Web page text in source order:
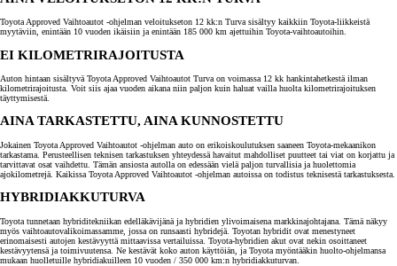
Toyota Approved Vaihtoautot -ohjelman veloitukseton 12 kk:n Turva sisältyy kaikkiin Toyota-liikkeistä
myytäviin, enintään 10 vuoden ikäisiin ja enintään 185 000 km ajettuihin Toyota-vaihtoautoihin.
EI KILOMETRIRAJOITUSTA
Auton hintaan sisältyvä Toyota Approved Vaihtoautot Turva on voimassa 12 kk hankintahetkestä ilman
kilometrirajoitusta. Voit siis ajaa vuoden aikana niin paljon kuin haluat vailla huolta kilometrirajoituksen
täyttymisestä.
AINA TARKASTETTU, AINA KUNNOSTETTU
Jokainen Toyota Approved Vaihtoautot -ohjelman auto on erikoiskoulutuksen saaneen Toyota-mekaanikon
tarkastama. Perusteellisen teknisen tarkastuksen yhteydessä havaitut mahdolliset puutteet tai viat on korjattu ja
tarvittavat osat vaihdettu. Tämän ansiosta autolla on edessään vielä paljon turvallisia ja huolettomia
ajokilometrejä. Kaikissa Toyota Approved Vaihtoautot -ohjelman autoissa on todistus teknisestä tarkastuksesta.
HYBRIDIAKKUTURVA
Toyota tunnetaan hybriditekniikan edelläkävijänä ja hybridien ylivoimaisena markkinajohtajana. Tämä näkyy
myös vaihtoautovalikoimassamme, jossa on runsaasti hybridejä. Toyotan hybridit ovat menestyneet
erinomaisesti autojen kestävyyttä mittaavissa vertailuissa. Toyota-hybridien akut ovat nekin osoittaneet
kestävyytensä ja toimivuutensa. Ne kestävät koko auton käyttöiän, ja Toyota myöntääkin huolto-ohjelmansa
mukaan huolletuille hybridiakuilleen 10 vuoden / 350 000 km:n hybridiakkuturvan.